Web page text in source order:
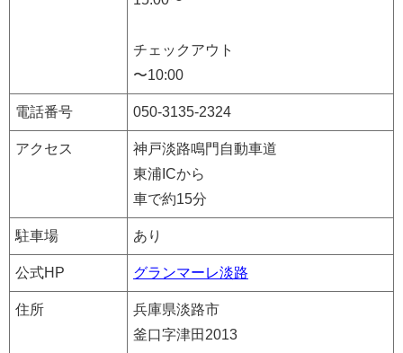
チェックアウト
〜10:00
電話番号 050-3135-2324
アクセス
神戸淡路鳴門自動車道
東浦ICから
車で約15分
駐車場 あり
公式HP グランマーレ淡路
住所
兵庫県淡路市
釜口字津田2013